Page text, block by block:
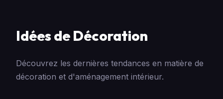
Idées de Décoration
Découvrez les dernières tendances en matière de
décoration et d'aménagement intérieur.